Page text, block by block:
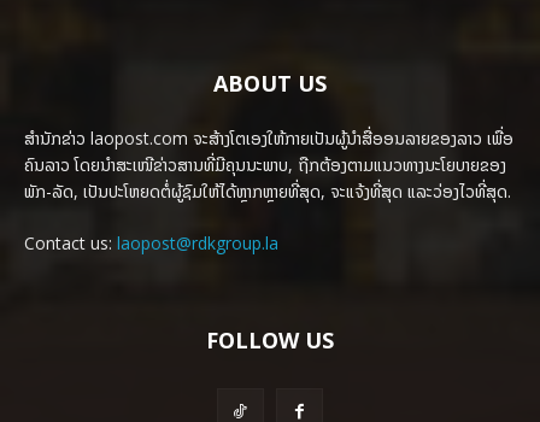
ABOUT US
ສຳນັກຂ່າວ laopost.com ຈະສ້າງໂຕເອງໃຫ້ກາຍເປັນຜູ້ນຳສື່ອອນລາຍຂອງລາວ ເພື່ອ
ຄົນລາວ ໂດຍນຳສະເໜີຂ່າວສານທີ່ມີຄຸນນະພາບ, ຖືກຕ້ອງຕາມແນວທາງນະໂຍບາຍຂອງ
ພັກ-ລັດ, ເປັນປະໂຫຍດຕໍ່ຜູ້ຊົມໃຫ້ໄດ້ຫຼາກຫຼາຍທີ່ສຸດ, ຈະແຈ້ງທີ່ສຸດ ແລະວ່ອງໄວທີ່ສຸດ.
Contact us: laopost@rdkgroup.la
FOLLOW US